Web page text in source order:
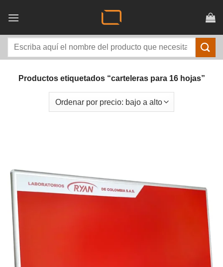
Buscar
Productos etiquetados “carteleras para 16 hojas”